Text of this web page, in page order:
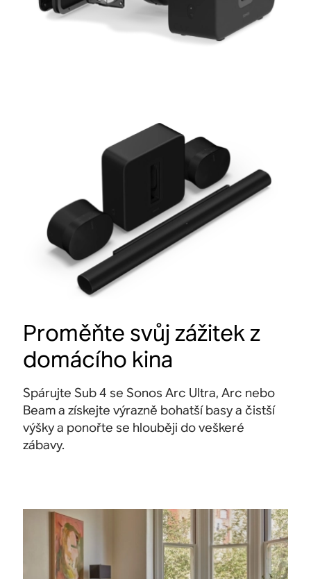
Proměňte svůj zážitek z
domácího kina
Spárujte Sub 4 se Sonos Arc Ultra, Arc nebo
Beam a získejte výrazně bohatší basy a čistší
výšky a ponořte se hlouběji do veškeré
zábavy.